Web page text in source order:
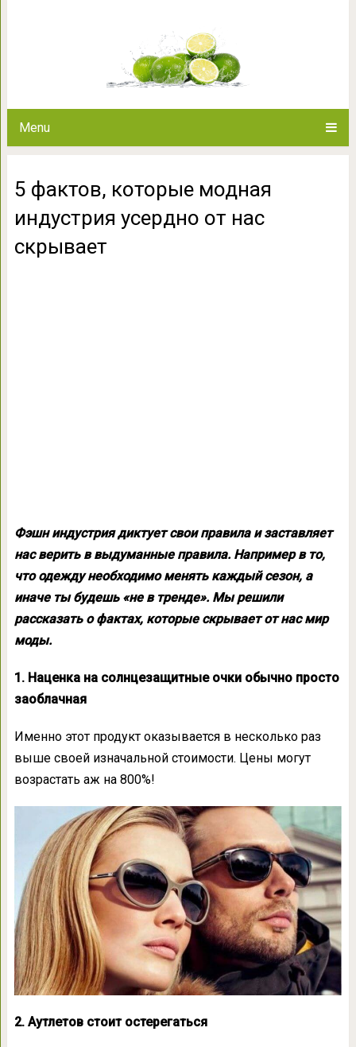
Menu
5 фактов, которые модная
индустрия усердно от нас
скрывает
Фэшн индустрия диктует свои правила и заставляет
нас верить в выдуманные правила. Например в то,
что одежду необходимо менять каждый сезон, а
иначе ты будешь «не в тренде». Мы решили
рассказать о фактах, которые скрывает от нас мир
моды.
1. Наценка на солнцезащитные очки обычно просто
заоблачная
Именно этот продукт оказывается в несколько раз
выше своей изначальной стоимости. Цены могут
возрастать аж на 800%!
2. Аутлетов стоит остерегаться